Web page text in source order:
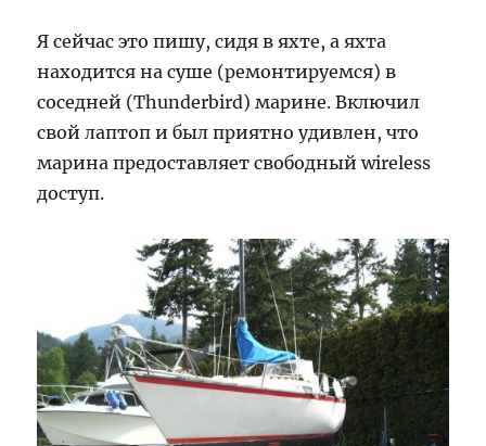
Я сейчас это пишу, сидя в яхте, а яхта
находится на суше (ремонтируемся) в
соседней (Thunderbird) марине. Включил
свой лаптоп и был приятно удивлен, что
марина предоставляет свободный wireless
доступ.